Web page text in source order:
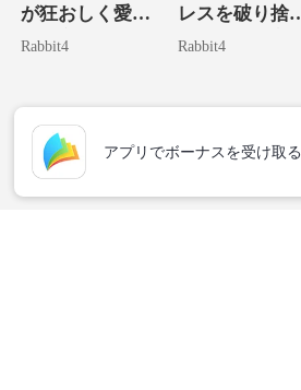
が狂おしく愛し
たお宝は生まれ
Rabbit4
レスを破り捨
て、私は大富豪
Rabbit4
アプリでボーナスを受け取る